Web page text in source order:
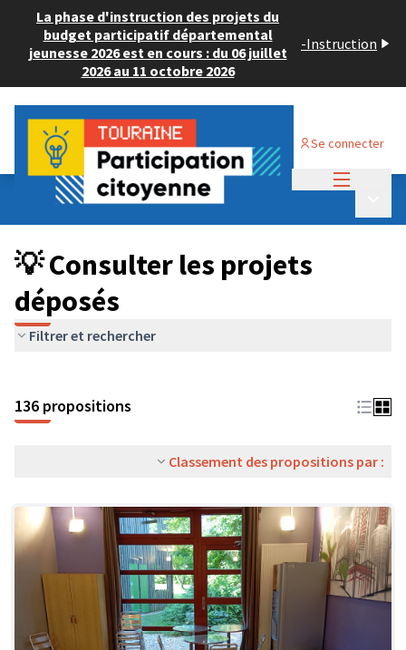
La phase d'instruction des projets du
budget participatif départemental
jeunesse 2026 est en cours : du 06 juillet
2026 au 11 octobre 2026
-Instruction
Se connecter
Budget Participatif JEUNESSE 2024
💡 Consulter les projets déposés
💡 Consulter les projets
déposés
Filtrer et rechercher
136 propositions
Classement des propositions par :